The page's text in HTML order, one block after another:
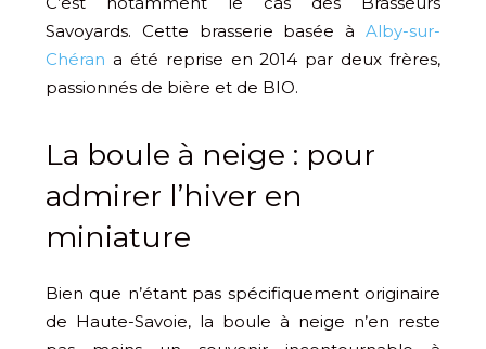
Savoyards. Cette brasserie basée à Alby-sur-
Chéran a été reprise en 2014 par deux frères,
passionnés de bière et de BIO.
La boule à neige : pour
admirer l’hiver en
miniature
Bien que n’étant pas spécifiquement originaire
de Haute-Savoie, la boule à neige n’en reste